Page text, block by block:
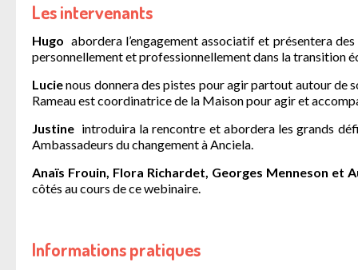
Les intervenants
Hugo abordera l’engagement associatif et présentera
personnellement et professionnellement dans la transition
Lucienous donnera des pistes pour agir partout autour de
Rameau est coordinatrice de la Maison pour agir et
Justine introduira la rencontre et abordera les grands
Ambassadeurs du changement à Anciela.
Anaïs Frouin, Flora Richardet, Georges Menneson et
côtés au cours de ce webinaire.
Informations pratiques